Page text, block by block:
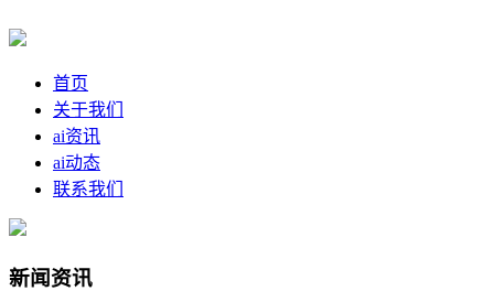
首页
关于我们
ai资讯
ai动态
联系我们
新闻资讯